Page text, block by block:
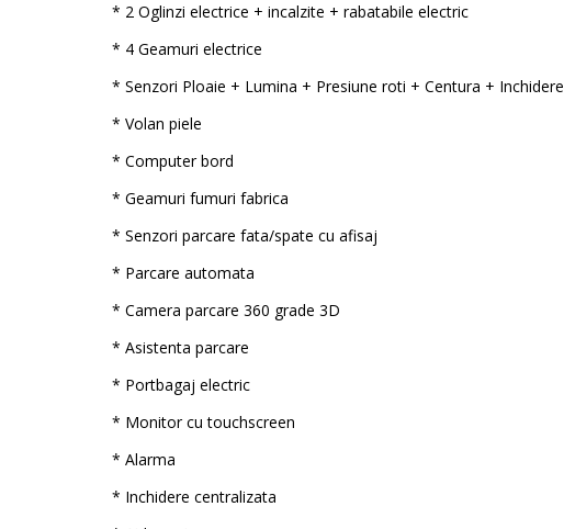
* 2 Oglinzi electrice + incalzite + rabatabile electric
* 4 Geamuri electrice
* Senzori Ploaie + Lumina + Presiune roti + Centura + Inchidere
* Volan piele
* Computer bord
* Geamuri fumuri fabrica
* Senzori parcare fata/spate cu afisaj
* Parcare automata
* Camera parcare 360 grade 3D
* Asistenta parcare
* Portbagaj electric
* Monitor cu touchscreen
* Alarma
* Inchidere centralizata